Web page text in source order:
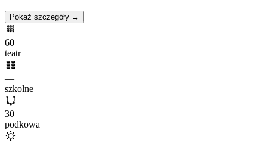
Pokaż szczegóły →
60
teatr
—
szkolne
30
podkowa